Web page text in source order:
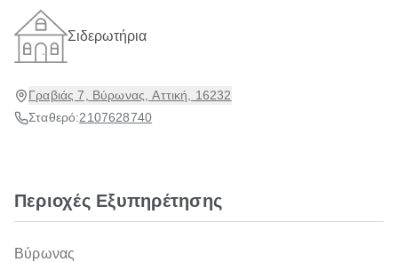
Σιδερωτήρια
Γραβιάς 7, Βύρωνας, Αττική, 16232
Σταθερό:2107628740
Περιοχές Εξυπηρέτησης
Βύρωνας